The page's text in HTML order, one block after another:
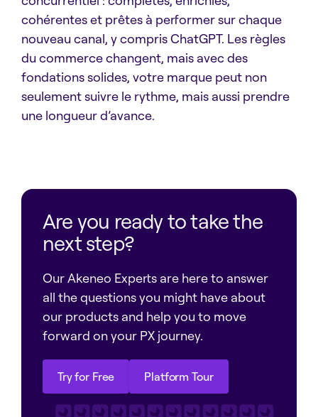
cohérentes et prêtes à performer sur chaque
nouveau canal, y compris ChatGPT. Les règles
du commerce changent, mais avec des
fondations solides, votre marque peut non
seulement suivre le rythme, mais aussi prendre
une longueur d’avance.
Are you ready to take the
next step?
Our Akeneo Experts are here to answer
all the questions you might have about
our products and help you to move
forward on your PX journey.
Try for Free
Try for Free
Platform Tour
Platform Tour